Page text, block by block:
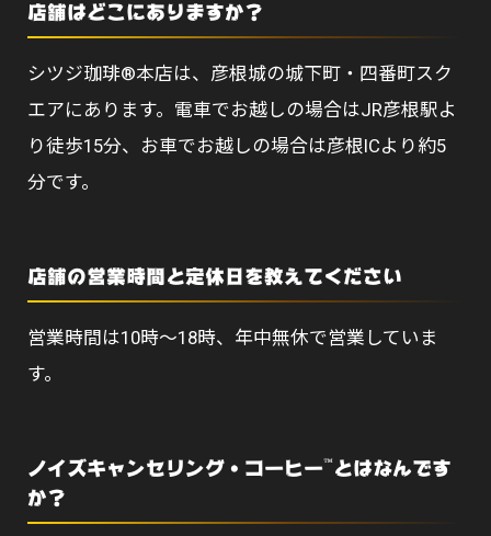
店舗はどこにありますか？
シツジ珈琲®本店は、彦根城の城下町・四番町スク
エアにあります。電車でお越しの場合はJR彦根駅よ
り徒歩15分、お車でお越しの場合は彦根ICより約5
分です。
店舗の営業時間と定休日を教えてください
営業時間は10時〜18時、年中無休で営業していま
す。
ノイズキャンセリング・コーヒー™とはなんです
か？